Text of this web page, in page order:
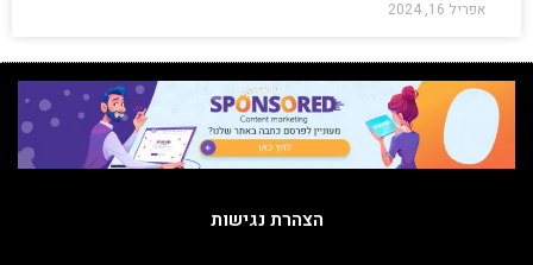
אפריל 16, 2024
הצהרת נגישות